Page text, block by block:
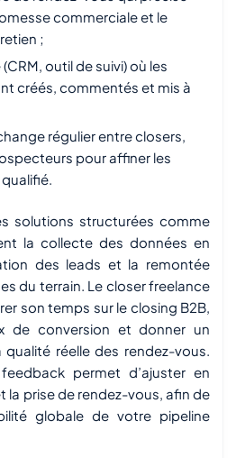
commerciale et le
;
outil de suivi) où les
créés, commentés et mis à
régulier entre closers,
pour affiner les
solutions structurées comme
la collecte des données en
des leads et la remontée
du terrain. Le closer freelance
son temps sur le closing B2B,
de conversion et donner un
réelle des rendez-vous.
permet d’ajuster en
la prise de rendez-vous, afin de
globale de votre pipeline